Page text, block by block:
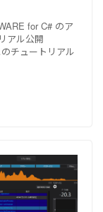
for C# のア
アル公開
チュートリアル